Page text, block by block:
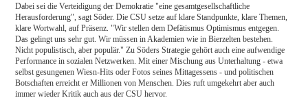
Dabei sei die Verteidigung der Demokratie "eine gesamtgesellschaftliche
Herausforderung", sagt Söder. Die CSU setze auf klare Standpunkte, klare Themen,
klare Wortwahl, auf Präsenz. "Wir stellen dem Defätismus Optimismus entgegen.
Das gelingt uns sehr gut. Wir müssen in Akademien wie in Bierzelten bestehen.
Nicht populistisch, aber populär." Zu Söders Strategie gehört auch eine aufwendige
Performance in sozialen Netzwerken. Mit einer Mischung aus Unterhaltung - etwa
selbst gesungenen Wiesn-Hits oder Fotos seines Mittagessens - und politischen
Botschaften erreicht er Millionen von Menschen. Dies ruft umgekehrt aber auch
immer wieder Kritik auch aus der CSU hervor.